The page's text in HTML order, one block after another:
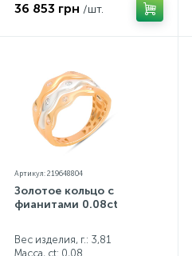
36 853 грн /шт.
Артикул: 219648804
Золотое кольцо с
фианитами 0.08ct
Вес изделия, г.: 3,81
Масса, ct: 0,08